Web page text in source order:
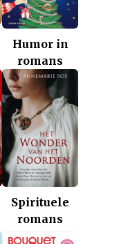
Humor in
romans
Spirituele
romans